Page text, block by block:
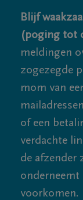
Blijf
(poging tot
meldingen
zogezegde
mom van
of een
verdachte
de afzender
onderneemt
voorkomen.